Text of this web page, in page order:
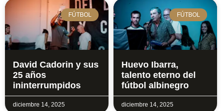
FÚTBOL
David Cadorin y sus
25 años
ininterrumpidos
diciembre 14, 2025
FÚTBOL
Huevo Ibarra,
talento eterno del
fútbol albinegro
diciembre 14, 2025